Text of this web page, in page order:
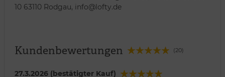
10 63110 Rodgau, info@lofty.de
Kundenbewertungen (20)
27.3.2026 (bestätigter Kauf)